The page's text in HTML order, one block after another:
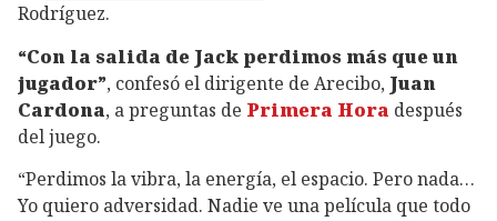
Rodríguez.
“Con la salida de Jack perdimos más que un
jugador”, confesó el dirigente de Arecibo, Juan
Cardona, a preguntas de Primera Hora después
del juego.
“Perdimos la vibra, la energía, el espacio. Pero nada…
Yo quiero adversidad. Nadie ve una película que todo